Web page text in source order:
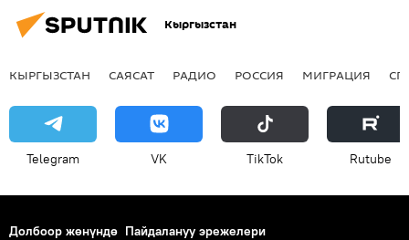
Кыргызстан
КЫРГЫЗСТАН САЯСАТ РАДИО РОССИЯ МИГРАЦИЯ
Telegram VK ТikТоk Rutube
Долбоор жөнүндө Пайдалануу эрежелери